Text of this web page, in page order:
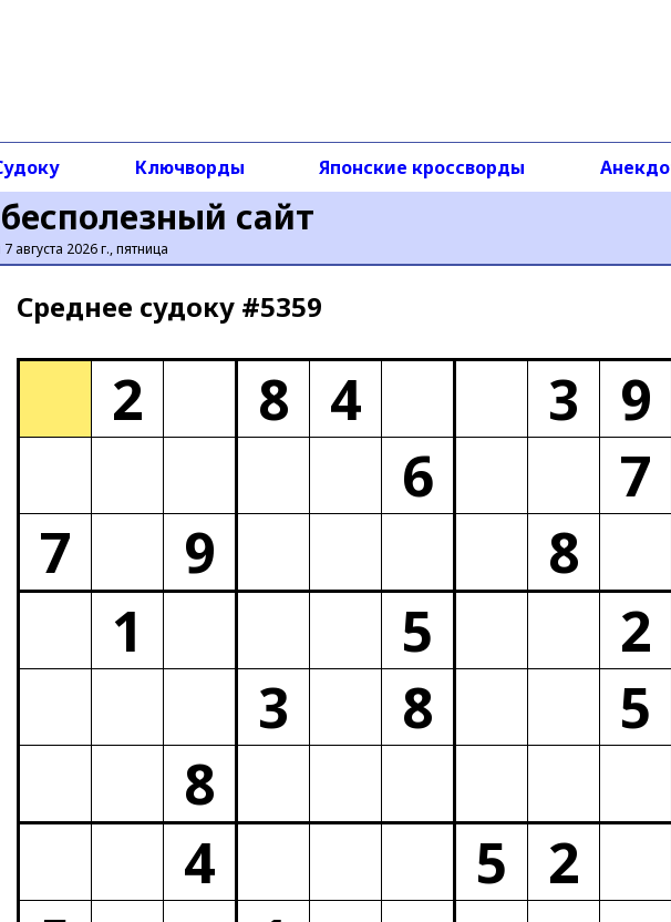
сайт
августа 2026 г., пятница
Ключворды Японские кроссворды
Среднее cудоку #5359
2 8 4 3
9
6
7
7
9
8
1
5
2
3
8
5
8
4
5
2